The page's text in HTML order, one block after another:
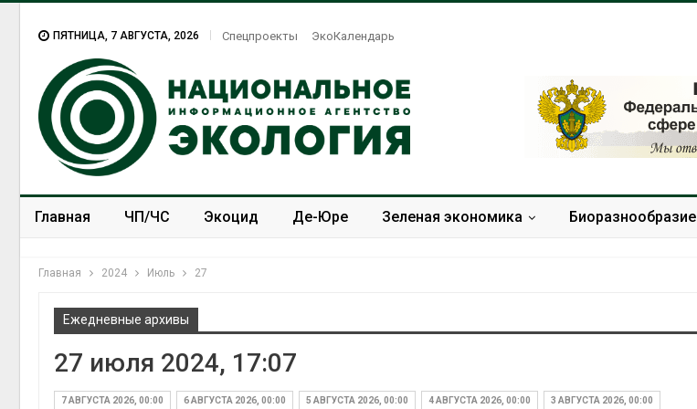
ПЯТНИЦА, 7 АВГУСТА, 2026 Спецпроекты ЭкоКалендарь
Главная ЧП/ЧС Экоцид Де-Юре Зеленая экономика Биоразнообразие
Главная 2024 Июль 27
Ежедневные архивы
27 июля 2024, 17:07
7 АВГУСТА 2026, 00:00 6 АВГУСТА 2026, 00:00 5 АВГУСТА 2026, 00:00 4 АВГУСТА 2026, 00:00 3 АВГУСТА 2026, 00:00
белок для растительного
мяса